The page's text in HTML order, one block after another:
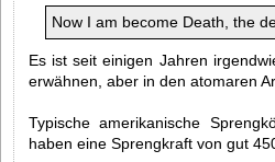
Now I am become Death, the
Es ist seit einigen Jahren
erwähnen, aber in den atomaren
Typische amerikanische
haben eine Sprengkraft von gut